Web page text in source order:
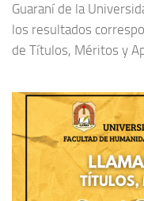
Guaraní de la
los resultados
de Títulos, Méritos y